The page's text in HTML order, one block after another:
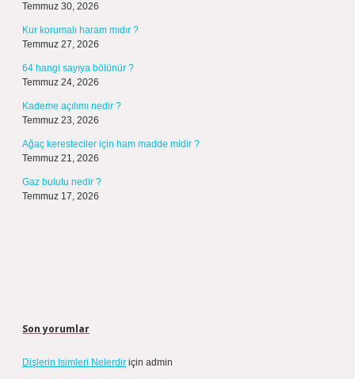
Temmuz 30, 2026
Kur korumalı haram mıdır ?
Temmuz 27, 2026
64 hangi sayıya bölünür ?
Temmuz 24, 2026
Kademe açılımı nedir ?
Temmuz 23, 2026
Ağaç keresteciler için ham madde midir ?
Temmuz 21, 2026
Gaz bulutu nedir ?
Temmuz 17, 2026
Son yorumlar
Dişlerin Isimleri Nelerdir için admin